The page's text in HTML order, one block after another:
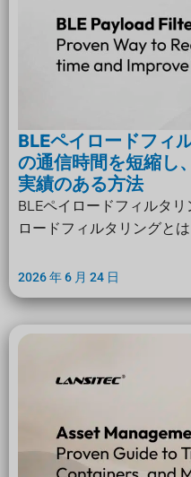
BLEペイロードフィ
の通信時間を短縮し
実績のある方法
BLEペイロードフィルタ
ロードフィルタリングとは
2026 年 6 月 24 日